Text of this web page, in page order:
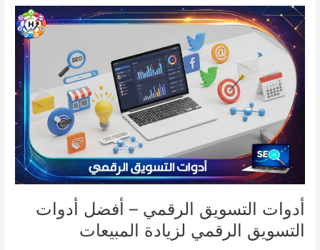
أدوات التسويق الرقمي – أفضل أدوات
التسويق الرقمي لزيادة المبيعات
أدوات
التسويق
الرقمي
أفضل
أدوات
التسويق
الرقمي
لزيادة
المبيعات